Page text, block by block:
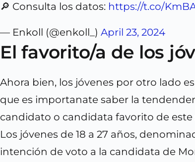
🔎 Consulta los datos: https://t.co/
— Enkoll (@enkoll_) April 23, 2024
El favorito/a de los
Ahora bien, los jóvenes por otro lado
que es importanate saber la
candidato o candidata favorito de
Los jóvenes de 18 a 27 años,
intención de voto a la candidata de